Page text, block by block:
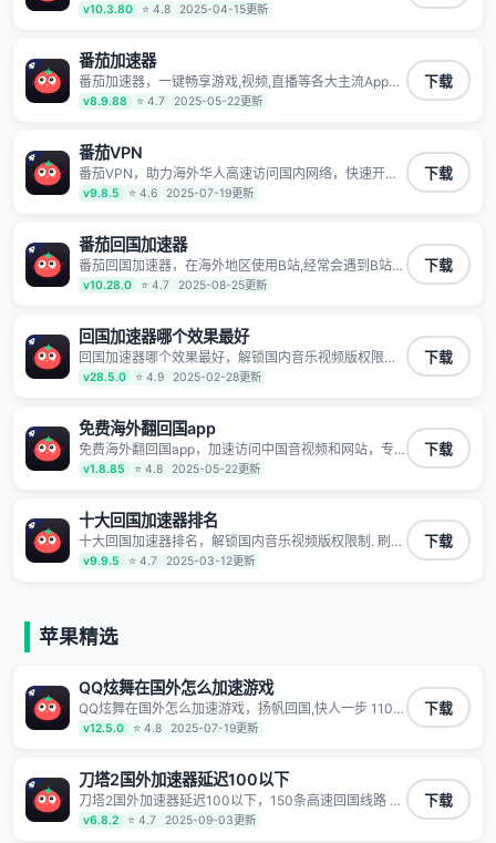
回国加速器，帮你加速访问优酷、bilibili、腾讯视频、爱
奇艺等，加速国服游戏，例如原神、阴阳师、和平精
明日方舟、战双帕弥什、sky光·遇、另一个伊甸园等国
内各种服务,回国加速器致力于帮助海外华人和留学生、
港澳台地区用户提供最好的回国游戏和音乐视频加速服
务，可以在海外或港澳台地区流畅加速国服游戏和音视
线。能加速访问优酷、爱奇艺、腾讯视频、B站、芒果
TV、西瓜视频、QQ音乐、网易云音乐、酷狗音乐、YY
等主流网站应用解除限制，带你穿梭加速回国。目前已
有上百万用户，用户整体好评95%以上，一对一在线客
服支持，保障你的使用体验。
v10.3.80 ⭐ 4.8 2025-04-15更新
番茄加速器
番茄加速器，一键畅享游戏,视频,直播等各大主流App应
用,视频加载极速不卡顿。人在海外听歌,玩国服游戏 简
单易用。
v8.9.88 ⭐ 4.7 2025-05-22更新
下载
番茄VPN
番茄VPN，助力海外华人高速访问国内网络，快速开启
国内各直播平台,解决国内视频、音乐卡顿问题；更能加
速海量国服游戏，超低延迟稳定不掉线,畅享国内网络！
v9.8.5 ⭐ 4.6 2025-07-19更新
下载
番茄回国加速器
番茄回国加速器，在海外地区使用B站,经常会遇到B站地
区版权限制/网络IP屏蔽,缓冲卡顿等问题,使用我们的哔
哩哔哩专用回国VPN,可加速解决各类网络问题,一键网络
7*24小时服务。
v10.28.0 ⭐ 4.7 2025-08-25更新
下载
回国加速器哪个效果最好
回国加速器哪个效果最好，解锁国内音乐视频版权限制.
刷剧不卡，高清秒开. 有效降低国服游戏延迟. 提升国内
主流应用访问速度 ; 独创加速黑科技 · 海量边缘. 动态多
v28.5.0 ⭐ 4.9 2025-02-28更新
下载
免费海外翻回国app
免费海外翻回国app，加速访问中国音视频和网站，专
业回国加速器，帮你加速访问优酷、bilibili、腾讯视频、
爱奇艺等，加速国服游戏，例如原神、阴阳师、和平精
明日方舟、战双帕弥什、sky光·遇、另一个伊甸园等国
内各种服务,回国加速器致力于帮助海外华人和留学生、
港澳台地区用户提供最好的回国游戏和音乐视频加速服
务，可以在海外或港澳台地区流畅加速国服游戏和音视
等主流网站应用解除限制，带你穿梭加速回国。目前已
有上百万用户，用户整体好评95%以上，一对一在线客
v1.8.85 ⭐ 4.8 2025-05-22更新
下载
十大回国加速器排名
十大回国加速器排名，解锁国内音乐视频版权限制. 刷剧
不卡，高清秒开. 有效降低国服游戏延迟. 提升国内主流
应用访问速度 ; 独创加速黑科技 · 海量边缘. 动态多线. 智
v9.9.5 ⭐ 4.7 2025-03-12更新
下载
苹果精选
QQ炫舞在国外怎么加速游戏
QQ炫舞在国外怎么加速游戏，扬帆回国,快人一步 1100
万海外华人都在用的音乐视频回国加速器 Android iOS
Windows Mac TV VIP 支持多种加速场景 了解更多 看
视频、爱奇艺、哔哩哔哩和优酷视频,在国外也能畅快追
剧!
v12.5.0 ⭐ 4.8 2025-07-19更新
下载
刀塔2国外加速器延迟100以下
刀塔2国外加速器延迟100以下，150条高速回国线路 自
有高速中转节点 无需注册 一键连接 提供高速线路 应用
内直达视频音乐app,快人一步 应用模式 App互不干扰 不
v6.8.2 ⭐ 4.7 2025-09-03更新
下载